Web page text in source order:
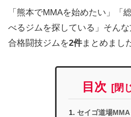
「熊本でMMAを始めたい」「
べるジムを探している」そん
合格闘技ジムを2件まとめまし
目次
セイゴ道場